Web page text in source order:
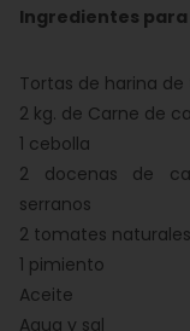
Ingredientes
Tortas de harina
2 kg. de Carne de
1 cebolla
2 docenas de
serranos
2 tomates naturales
1 pimiento
Aceite
Agua y sal